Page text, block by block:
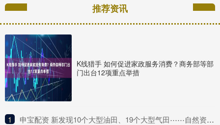
推荐资讯
K线猎手 如何促进家政服务消费？商务部等部
门出台12项重点举措
1 ​申宝配资 新发现10个大型油田、19个大型气田⋯⋯自然资源部晒“十四五”成绩单